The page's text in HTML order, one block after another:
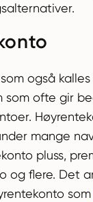
også
som ofte gir
mange
pluss,
og flere. Det
som